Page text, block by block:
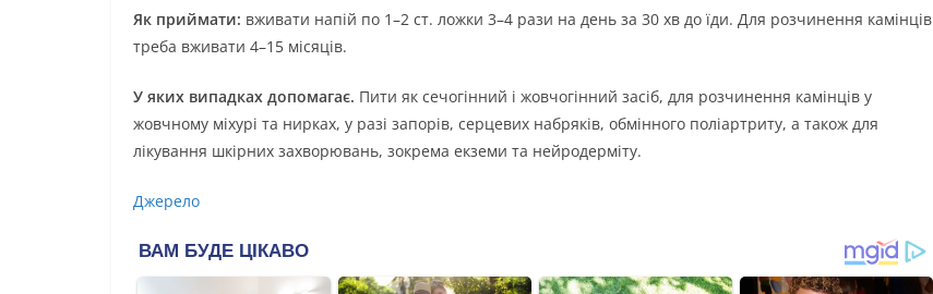
Як приймати: вживати напій по 1–2 ст. ложки 3–4 рази на день за 30 хв до їди. Для розчинення камінців
треба вживати 4–15 місяців.
У яких випадках допомагає. Пити як сечогінний і жовчогінний засіб, для розчинення камінців у
жовчному міхурі та нирках, у разі запорів, серцевих набряків, обмінного поліартриту, а також для
лікування шкірних захворювань, зокрема екземи та нейродерміту.
Джерело